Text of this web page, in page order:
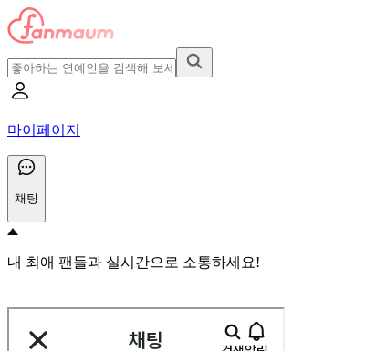
마이페이지
채팅
내 최애 팬들과 실시간으로 소통하세요!